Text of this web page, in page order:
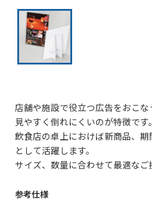
店舗や施設で役立つ広告をおこな
見やすく倒れにくいのが特徴です。
飲食店の卓上におけば新商品、
として活躍します。
サイズ、数量に合わせて最適なご
参考仕様